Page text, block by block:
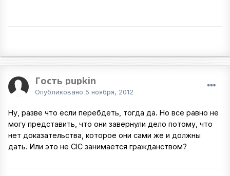
Гость pupkin
Опубликовано 5 ноября, 2012
Ну, разве что если перебдеть, тогда да. Но все равно не
могу представить, что они завернули дело потому, что
нет доказательства, которое они сами же и должны
дать. Или это не CIC занимается гражданством?